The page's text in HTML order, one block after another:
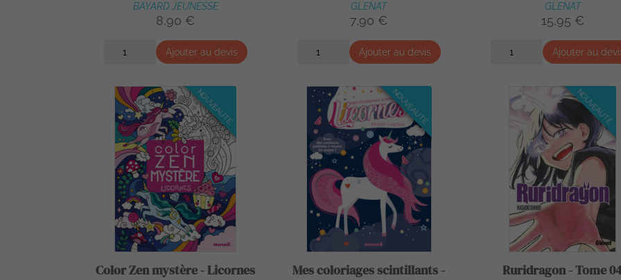
BAYARD JEUNESSE
8,90 €
Ajouter au devis
GLENAT
7,90 €
Ajouter au devis
GLENAT
15,95 €
Ajouter au
NOUVEAUTÉ
Color Zen mystère - Licornes
NOUVEAUTÉ
Mes coloriages scintillants -
NOUVEAUTÉ
Ruridragon - Tome